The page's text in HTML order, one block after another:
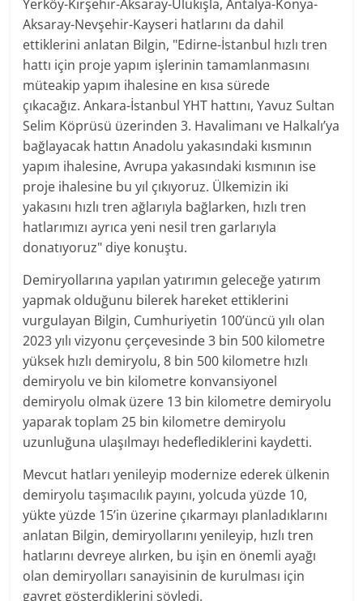
Yerköy-Kırşehir-Aksaray-Ulukışla, Antalya-Konya-
Aksaray-Nevşehir-Kayseri hatlarını da dahil
ettiklerini anlatan Bilgin, "Edirne-İstanbul hızlı tren
hattı için proje yapım işlerinin tamamlanmasını
müteakip yapım ihalesine en kısa sürede
çıkacağız. Ankara-İstanbul YHT hattını, Yavuz Sultan
Selim Köprüsü üzerinden 3. Havalimanı ve Halkalı’ya
bağlayacak hattın Anadolu yakasındaki kısmının
yapım ihalesine, Avrupa yakasındaki kısmının ise
proje ihalesine bu yıl çıkıyoruz. Ülkemizin iki
yakasını hızlı tren ağlarıyla bağlarken, hızlı tren
hatlarımızı ayrıca yeni nesil tren garlarıyla
donatıyoruz" diye konuştu.
Demiryollarına yapılan yatırımın geleceğe yatırım
yapmak olduğunu bilerek hareket ettiklerini
vurgulayan Bilgin, Cumhuriyetin 100’üncü yılı olan
2023 yılı vizyonu çerçevesinde 3 bin 500 kilometre
yüksek hızlı demiryolu, 8 bin 500 kilometre hızlı
demiryolu ve bin kilometre konvansiyonel
demiryolu olmak üzere 13 bin kilometre demiryolu
yaparak toplam 25 bin kilometre demiryolu
uzunluğuna ulaşılmayı hedeflediklerini kaydetti.
Mevcut hatları yenileyip modernize ederek ülkenin
demiryolu taşımacılık payını, yolcuda yüzde 10,
yükte yüzde 15’in üzerine çıkarmayı planladıklarını
anlatan Bilgin, demiryollarını yenileyip, hızlı tren
hatlarını devreye alırken, bu işin en önemli ayağı
olan demiryolları sanayisinin de kurulması için
gayret gösterdiklerini söyledi.